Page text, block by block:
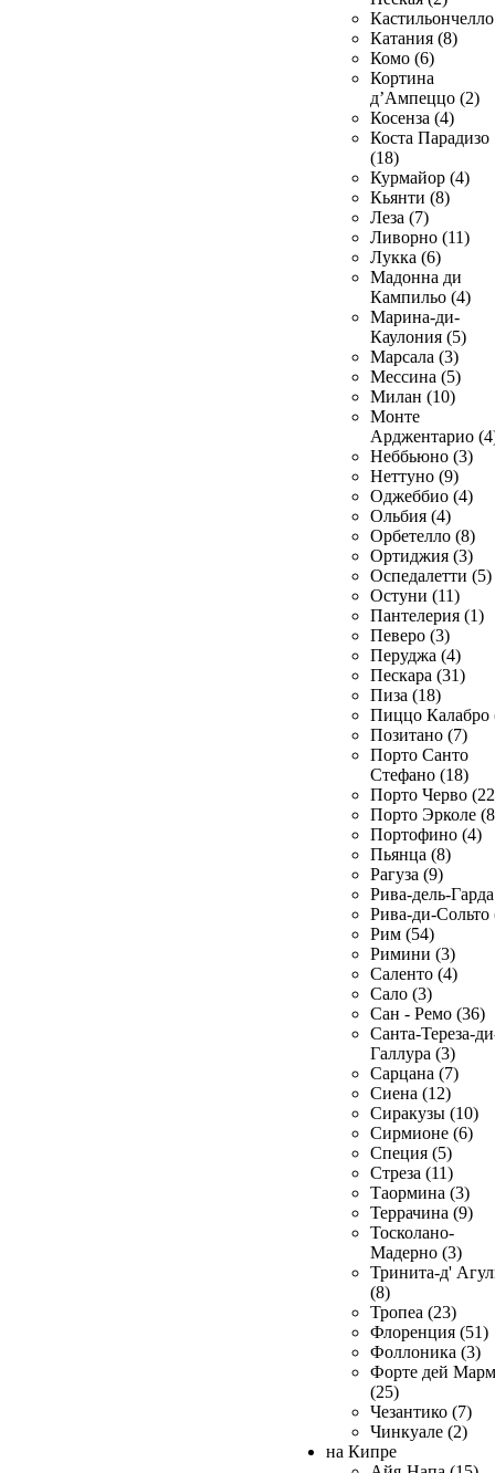
Катания (8)
Комо (6)
Кортина
д’Ампеццо (2)
Косенза (4)
Коста Парадизо
(18)
Курмайор (4)
Кьянти (8)
Леза (7)
Ливорно (11)
Лукка (6)
Мадонна ди
Кампильо (4)
Марина-ди-
Каулония (5)
Марсала (3)
Мессина (5)
Милан (10)
Монте
Арджентарио
Неббьюно (3)
Неттуно (9)
Оджеббио (4)
Ольбия (4)
Орбетелло (8)
Ортиджия (3)
Оспедалетти (5)
Остуни (11)
Пантелерия (1)
Певеро (3)
Перуджа (4)
Пескара (31)
Пиза (18)
Пиццо Калабро
Позитано (7)
Порто Санто
Стефано (18)
Порто Черво
Порто Эрколе
Портофино (4)
Пьянца (8)
Рагуза (9)
Рива-дель-
Рива-ди-Сольто
Рим (54)
Римини (3)
Саленто (4)
Сало (3)
Сан - Ремо (36)
Санта-Тереза-
Галлура (3)
Сарцана (7)
Сиена (12)
Сиракузы (10)
Сирмионе (6)
Специя (5)
Стреза (11)
Таормина (3)
Террачина (9)
Тосколано-
Мадерно (3)
Тринита-д'
(8)
Тропеа (23)
Флоренция (51)
Фоллоника (3)
Форте дей
(25)
Чезантико (7)
Чинкуале (2)
на Кипре